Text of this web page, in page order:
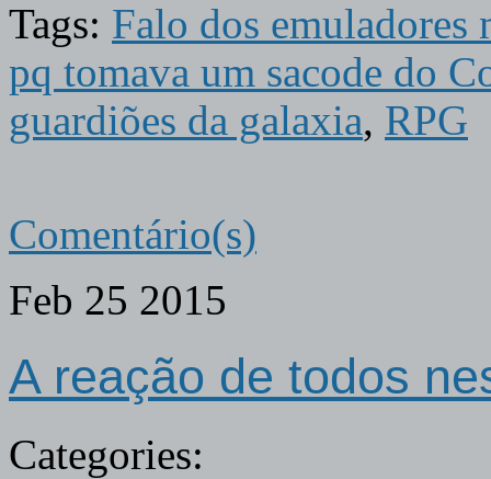
Tags: Falo dos
pq tomava um sacode do
guardiões da galaxia, RPG
Comentário(s)
Feb 25 2015
A reação de todos
Categories: